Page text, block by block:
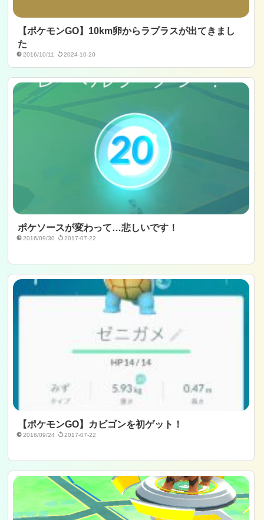
【ポケモンGO】10km卵からラプラスが出てきまし
た
2016/10/11 2024-10-20
ポケソースが変わって…悲しいです！
2016/09/30 2017-07-22
【ポケモンGO】カビゴンを初ゲット！
2016/09/24 2017-07-22